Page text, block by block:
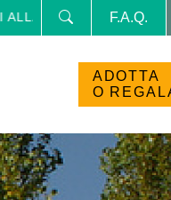
E RICEVI
F.A.Q.
ADOTTA
O